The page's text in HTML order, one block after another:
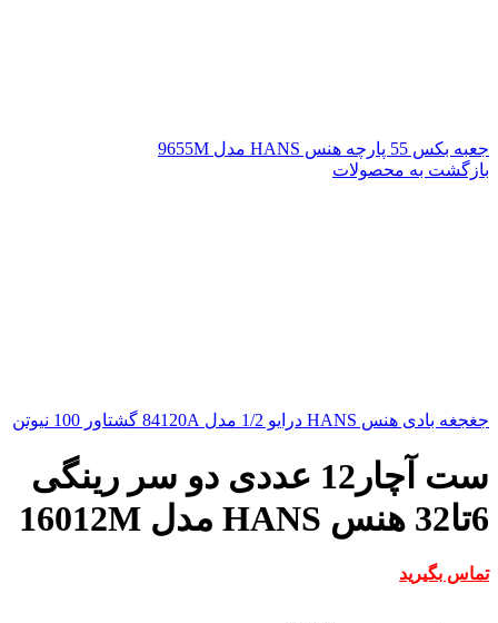
جعبه بکس 55 پارچه هنس HANS مدل 9655M
بازگشت به محصولات
جغجغه بادی هنس HANS درایو 1/2 مدل 84120A گشتاور 100 نیوتن
ست آچار12 عددی دو سر رینگی
6تا32 هنس HANS مدل 16012M
تماس بگیرید